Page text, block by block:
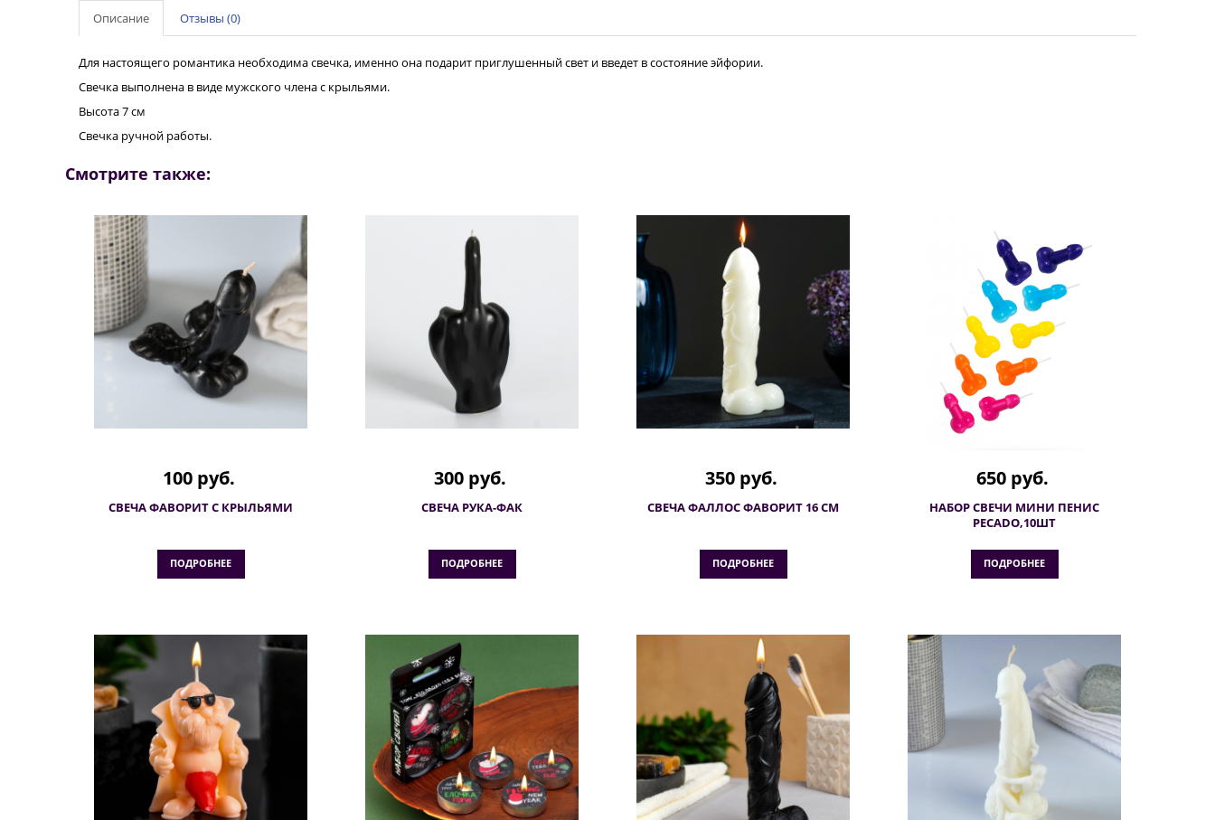
Описание Отзывы (0)
Для настоящего романтика необходима свечка, именно она подарит приглушенный свет и введет в состояние эйфории.
Свечка выполнена в виде мужского члена с крыльями.
Высота 7 см
Свечка ручной работы.
Смотрите также:
100 руб.
СВЕЧА ФАВОРИТ С КРЫЛЬЯМИ
ПОДРОБНЕЕ
300 руб.
СВЕЧА РУКА-ФАК
ПОДРОБНЕЕ
350 руб.
СВЕЧА ФАЛЛОС ФАВОРИТ 16 СМ
ПОДРОБНЕЕ
650 руб.
НАБОР СВЕЧИ МИНИ ПЕНИС
PECADO,10ШТ
ПОДРОБНЕЕ